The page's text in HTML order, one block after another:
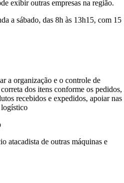
exibir outras empresas na região.
a sábado, das 8h às 13h15, com 15
a organização e o controle de
dos itens conforme os pedidos,
recebidos e expedidos, apoiar nas
logístico
atacadista de outras máquinas e